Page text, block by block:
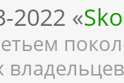
2022 «